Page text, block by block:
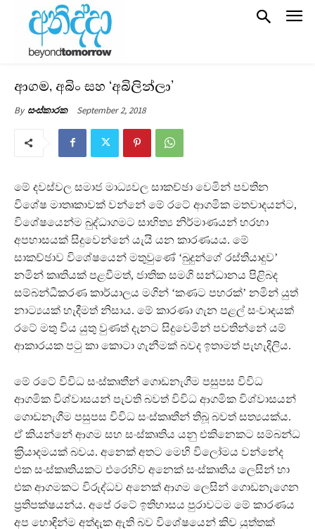
ආගම, අබිං සහ ‘අබිලින්ලා’
By සංස්කාරක September 2, 2018
මේ දවස්වල සමාජ මාධ්‍යවල සාකච්ඡ‍ා වෙමින් පවතින
විශේෂ මාතෘකාවක් වන්නේ මේ රටේ ආගමික මතවාදයන්ට,
විශේෂයෙන්ම බුද්ධාගමට සාහිත්‍ය නිර්මාණයන් හරහා
අපහාසයක් සිදුවෙන්නේ යැයි යන කාරණයය. මේ
සාකච්ඡාව විශේෂයෙන් මතුවුණේ ‘බුදුන්ගේ රස්තියාදුව’
නමින් කෘතියක් පළවීමත්, ජාතික සමගි සන්ධානය පිළිබද
සම්බන්ධීකරණ කාර්යාලය මගින් ‘කණට පහරක්’ නමින් යුත්
නාට්‍යයක් හැදීමත් නිසාය. මේ කාරණා ගැන පළල් සංවාදයක්
රටේ මතු විය යුතු වුණත් දැනට සිදුවෙමින් පවතින්නේ යම්
ආකාරයක පටු කා කොටා ගැනීමක් බවද ඉතාමත් පැහැදිලිය.
මේ රටේ විවිධ සංස්කෘතීන් ගොඩනැගීම පසුපස විවිධ
ආගමික විශ්වාසයන් පැවති බවත් විවිධ ආගමික විශ්වාසයන්
ගොඩනැගීම පසුපස විවිධ සංස්කෘතීන් තිබූ බවත් සත්‍යයක්ය.
ඒ කියන්නේ ආගම සහ සංස්කෘතිය යනු එකිනෙකට සම්බන්ධ
ක‍්‍රියාදමයක් බවය. අනෙක් අතට මෙහි විලෝමය වන්නේද
එක සංස්කෘතියකට එරෙහිව අනෙක් සංස්කෘතිය ලෙසින් හා
එක ආගමකට විරුද්ධව අනෙක් ආගම ලෙසින් ගොඩනැගෙන
ප‍්‍රතිපක්ෂයන්ය. අපේ රටේ ඉතිහාසය පුරාවටම මේ කාරණය
අප හොඳින්ම අත්දැක ඇති බව විශේෂයෙන් කිව යුත්තක්